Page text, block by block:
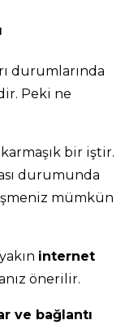
durumlarında
Peki ne
bir iştir.
durumunda
mümkün
internet
önerilir.
ve bağlantı